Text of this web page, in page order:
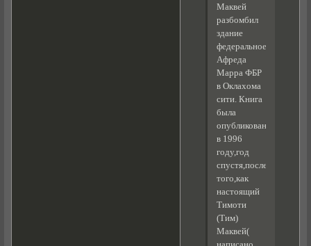
Маквей
разбомбил
здание
федеральное
Афреда
Марра ФБР
в Оклахома
сити. Книга
была
опубликована
в 1996
году,год
спустя,после
того,как
настоящий
Тимоти
(Тим)
Маквей(